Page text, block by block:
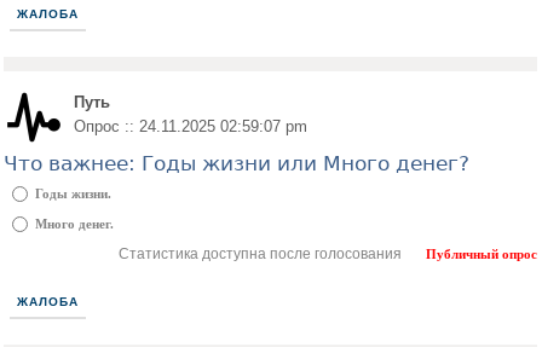
ЖАЛОБА
Путь
Опрос :: 24.11.2025 02:59:07 pm
Что важнее: Годы жизни или Много денег?
Годы жизни.
Много денег.
Статистика доступна после голосования Публичный опрос
ЖАЛОБА